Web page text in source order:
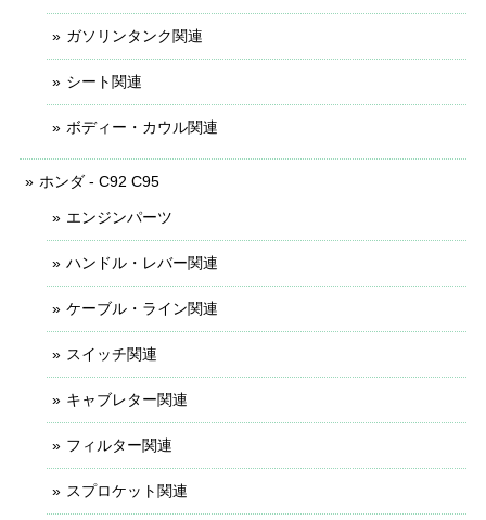
ガソリンタンク関連
シート関連
ボディー・カウル関連
ホンダ - C92 C95
エンジンパーツ
ハンドル・レバー関連
ケーブル・ライン関連
スイッチ関連
キャブレター関連
フィルター関連
スプロケット関連